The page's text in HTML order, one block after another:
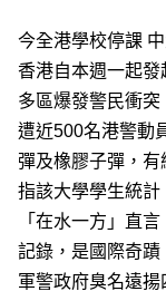
今全港學校停課
香港自本週一起發
多區爆發警民衝
遭近500名港警動
彈及橡膠子彈，有
指該大學學生統計
「在水一方」直
記錄，是國際奇
軍警政府臭名遠